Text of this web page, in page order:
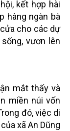
kết hợp hài
hàng ngàn bà
cho các dự
vươn lên
mắt thấy và
miền núi vốn
đó, việc di
xã An Dũng